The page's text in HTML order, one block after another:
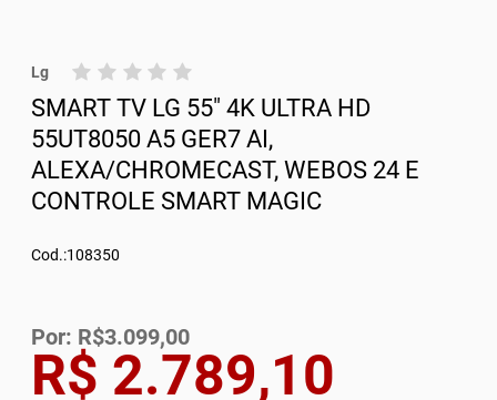
Lg
SMART TV LG 55" 4K ULTRA HD
55UT8050 A5 GER7 AI,
ALEXA/CHROMECAST, WEBOS 24 E
CONTROLE SMART MAGIC
Cod.:108350
R$ 2.789,10
Por: R$3.099,00